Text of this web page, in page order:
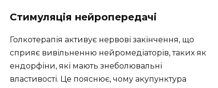
Стимуляція нейропередачі
Голкотерапія активує нервові закінчення, що
сприяє вивільненню нейромедіаторів, таких як
ендорфіни, які мають знеболювальні
властивості. Це пояснює, чому акупунктура